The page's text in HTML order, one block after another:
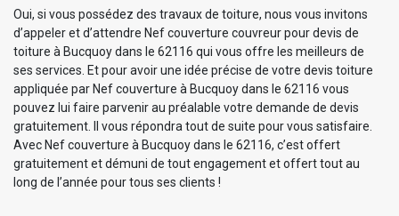
Oui, si vous possédez des travaux de toiture, nous vous invitons
d’appeler et d’attendre Nef couverture couvreur pour devis de
toiture à Bucquoy dans le 62116 qui vous offre les meilleurs de
ses services. Et pour avoir une idée précise de votre devis toiture
appliquée par Nef couverture à Bucquoy dans le 62116 vous
pouvez lui faire parvenir au préalable votre demande de devis
gratuitement. Il vous répondra tout de suite pour vous satisfaire.
Avec Nef couverture à Bucquoy dans le 62116, c’est offert
gratuitement et démuni de tout engagement et offert tout au
long de l’année pour tous ses clients !